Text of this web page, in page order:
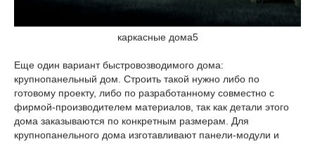
каркасные дома5
Еще один вариант быстровозводимого дома:
крупнопанельный дом. Строить такой нужно либо по
готовому проекту, либо по разработанному совместно с
фирмой-производителем материалов, так как детали этого
дома заказываются по конкретным размерам. Для
крупнопанельного дома изготавливают панели-модули и